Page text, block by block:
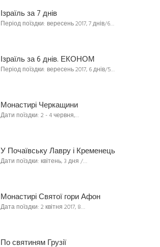
Ізраїль за 7 днів
Період поїздки: вересень 2017, 7 днів/6…
Ізраїль за 6 днів. ЕКОНОМ
Період поїздки: вересень 2017, 6 днів/5…
Монастирі Черкащини
Дати поїздки: 2 - 4 червня,…
У Почаївську Лавру і Кременець
Дати поїздки: квітень, 3 дня /…
Монастирі Святої гори Афон
Дата поїздки: 2 квітня 2017, 8…
По святиням Грузії